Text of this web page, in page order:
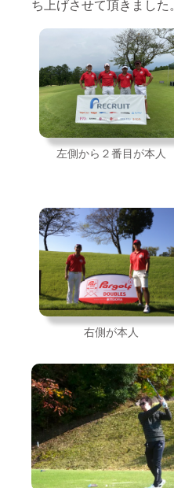
ち上げさせて頂きました。
左側から２番目が本人
右側が本人